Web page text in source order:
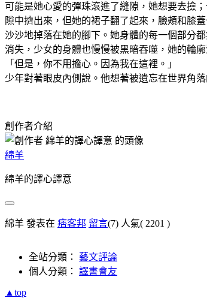
可能是她心愛的彈珠滾進了縫隙，她想要去撿
隙中擠出來，但她的裙子翻了起來，臉頰和膝
沙沙地掉落在她的腳下。她身體的每一個部分
消失，少女的身體也慢慢被黑暗吞噬，她的輪
「但是，你不用擔心。因為我在這裡。」
少年對著眼皮內側說。他想著被遺忘在世界角
創作者介紹
綿羊
綿羊的譯心譯意
綿羊 發表在 痞客邦 留言(7) 人氣( 2201 )
全站分類： 藝文評論
個人分類： 譯書會友
▲top